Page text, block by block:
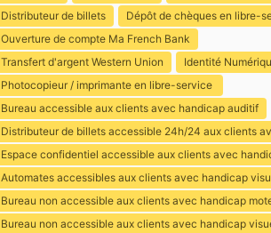
Distributeur de billets
Dépôt de chèques en libre-
Ouverture de compte Ma French Bank
Transfert d'argent Western Union
Identité
Photocopieur / imprimante en libre-service
Bureau accessible aux clients avec handicap auditif
Distributeur de billets accessible 24h/24 aux clients
Espace confidentiel accessible aux clients avec
Automates accessibles aux clients avec handicap
Bureau non accessible aux clients avec handicap
Bureau non accessible aux clients avec handicap